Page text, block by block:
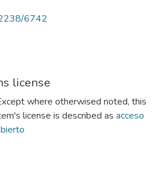
6742
license
where otherwised noted, this
license is described as acceso